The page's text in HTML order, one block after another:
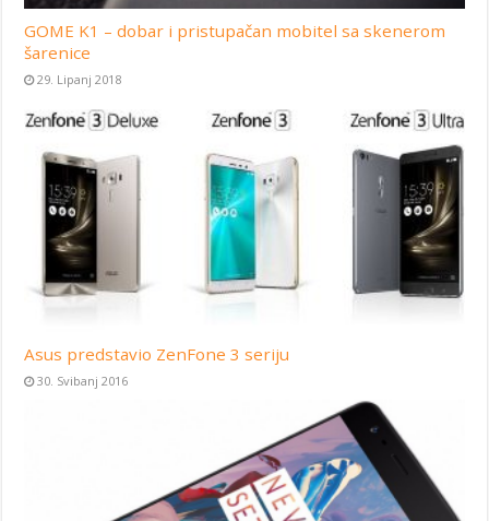
GOME K1 – dobar i pristupačan mobitel sa skenerom
šarenice
29. Lipanj 2018
Asus predstavio ZenFone 3 seriju
30. Svibanj 2016